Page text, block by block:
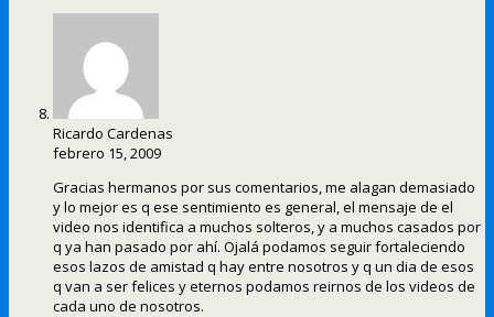
Ricardo Cardenas
febrero 15, 2009
Gracias hermanos por sus comentarios, me alagan demasiado
y lo mejor es q ese sentimiento es general, el mensaje de el
video nos identifica a muchos solteros, y a muchos casados por
q ya han pasado por ahí. Ojalá podamos seguir fortaleciendo
esos lazos de amistad q hay entre nosotros y q un dia de esos
q van a ser felices y eternos podamos reirnos de los videos de
cada uno de nosotros.